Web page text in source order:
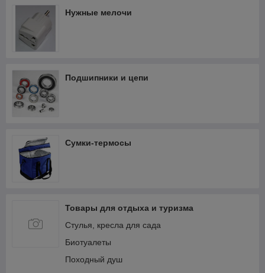
Нужные мелочи
Подшипники и цепи
Сумки-термосы
Товары для отдыха и туризма
Стулья, кресла для сада
Биотуалеты
Походный душ